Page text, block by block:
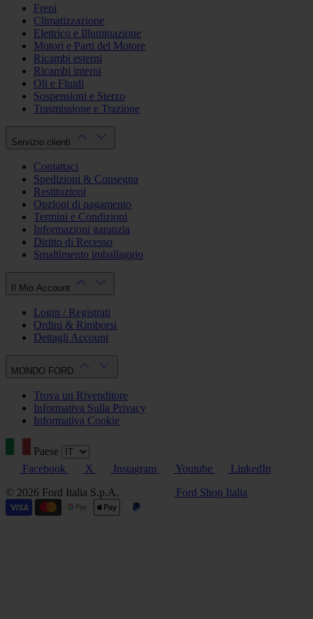
Freni
Climatizzazione
Elettrico e Illuminazione
Motori e Parti del Motore
Ricambi esterni
Ricambi interni
Oli e Fluidi
Sospensioni e Sterzo
Trasmissione e Trazione
Servizio clienti
Contattaci
Spedizioni & Consegna
Restituzioni
Opzioni di pagamento
Termini e Condizioni
Informazioni garanzia
Diritto di Recesso
Smaltimento imballaggio
Il Mio Account
Login / Registrati
Ordini & Rimborsi
Dettagli Account
MONDO FORD
Trova un Rivenditore
Informativa Sulla Privacy
Informativa Cookie
Paese
Facebook
X Instagram Youtube
LinkedIn
© 2026 Ford Italia S.p.A.
Ford Shop Italia